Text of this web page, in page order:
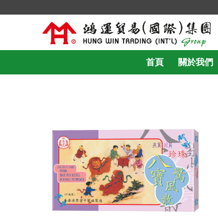
首頁 關於我們